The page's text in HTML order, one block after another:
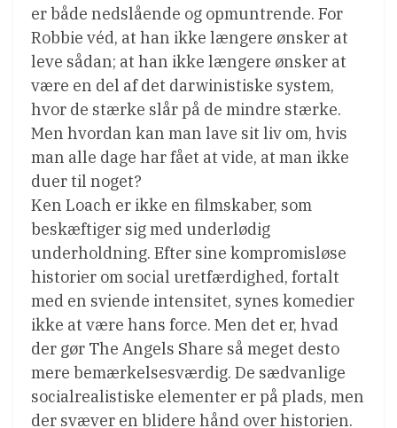
er både nedslående og opmuntrende. For
Robbie véd, at han ikke længere ønsker at
leve sådan; at han ikke længere ønsker at
være en del af det darwinistiske system,
hvor de stærke slår på de mindre stærke.
Men hvordan kan man lave sit liv om, hvis
man alle dage har fået at vide, at man ikke
duer til noget?
Ken Loach er ikke en filmskaber, som
beskæftiger sig med underlødig
underholdning. Efter sine kompromisløse
historier om social uretfærdighed, fortalt
med en sviende intensitet, synes komedier
ikke at være hans force. Men det er, hvad
der gør The Angels Share så meget desto
mere bemærkelsesværdig. De sædvanlige
socialrealistiske elementer er på plads, men
der svæver en blidere hånd over historien.